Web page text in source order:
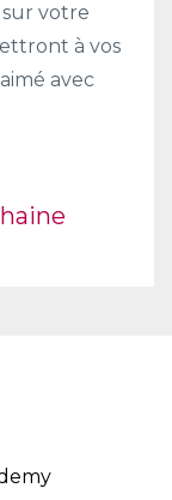
votre
à vos
avec